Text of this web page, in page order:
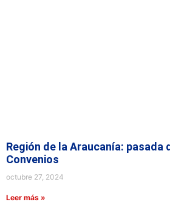
Región de la Araucanía: pasada
Convenios
octubre 27, 2024
Leer más »